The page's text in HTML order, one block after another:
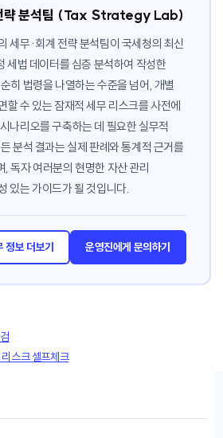
략 분석팀 (Tax Strategy Lab)
세무·회계 전략 분석팀이 국세청의 최신
세법 데이터를 심층 분석하여 작성한
히 법령을 나열하는 수준을 넘어, 개별
할 수 있는 잠재적 세무 리스크를 사전에
나리오를 구축하는 데 필요한 실무적
분석 결과는 실제 판례와 통계적 근거를
독자 여러분의 현명한 자산 관리
있는 가이드가 될 것입니다.
정보 더보기 운영진에게 문의하기
스크 셀프체크